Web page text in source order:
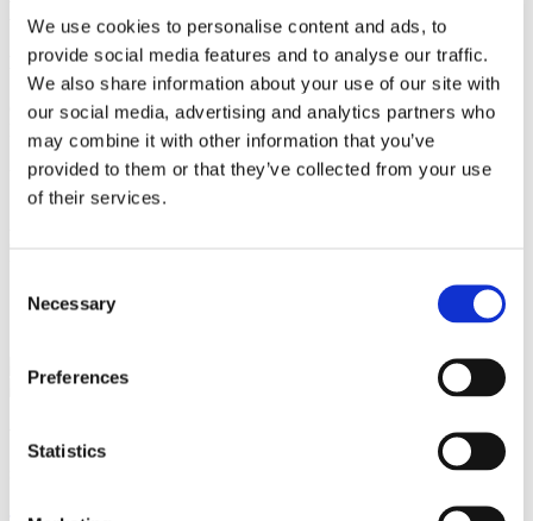
We use cookies to personalise content and ads, to
provide social media features and to analyse our traffic.
We also share information about your use of our site with
our social media, advertising and analytics partners who
may combine it with other information that you’ve
provided to them or that they’ve collected from your use
of their services.
Selection
Necessary
Preferences
Statistics
Karriere
Gorrissen Federspiel 2021 -
Plesner 2018 - 2021
Uddannelse
Specialer
Vi er et førende dansk advokatfirma med